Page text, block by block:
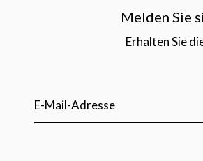
Melden Sie
Erhalten Sie